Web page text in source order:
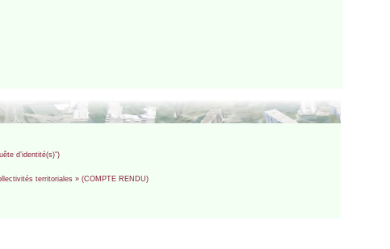
d’identité(s)")
territoriales » (COMPTE RENDU)